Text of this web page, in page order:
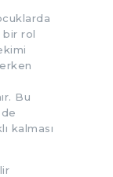
bir rol
Bu
kalması